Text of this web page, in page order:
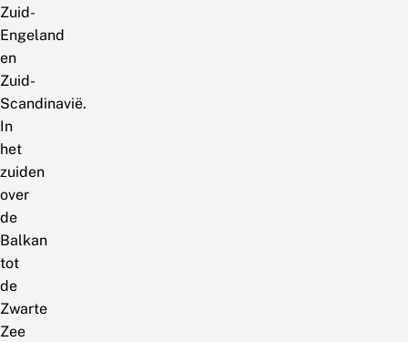
Zuid-
Engeland
en
Zuid-
Scandinavië.
In
het
zuiden
over
de
Balkan
tot
de
Zwarte
Zee